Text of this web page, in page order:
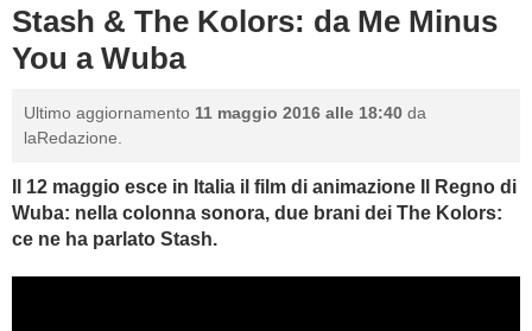
STILE
BIOGRAFIE
DEFINIZIONI
GASTRONOMIA
Stash & The Kolors: da Me Minus
You a Wuba
Ultimo aggiornamento 11 maggio 2016 alle 18:40 da
laRedazione.
Il 12 maggio esce in Italia il film di animazione Il Regno di
Wuba: nella colonna sonora, due brani dei The Kolors:
ce ne ha parlato Stash.